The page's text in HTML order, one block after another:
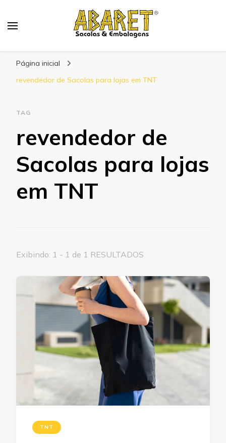
Página inicial
revendedor de Sacolas para lojas em TNT
TAG
revendedor de
Sacolas para lojas
em TNT
Exibindo: 1 - 1 de 1 RESULTADOS
TNT